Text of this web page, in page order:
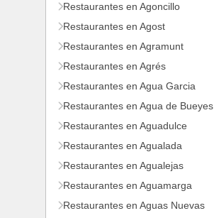
Restaurantes en Agoncillo
Restaurantes en Agost
Restaurantes en Agramunt
Restaurantes en Agrés
Restaurantes en Agua Garcia
Restaurantes en Agua de Bueyes
Restaurantes en Aguadulce
Restaurantes en Agualada
Restaurantes en Agualejas
Restaurantes en Aguamarga
Restaurantes en Aguas Nuevas